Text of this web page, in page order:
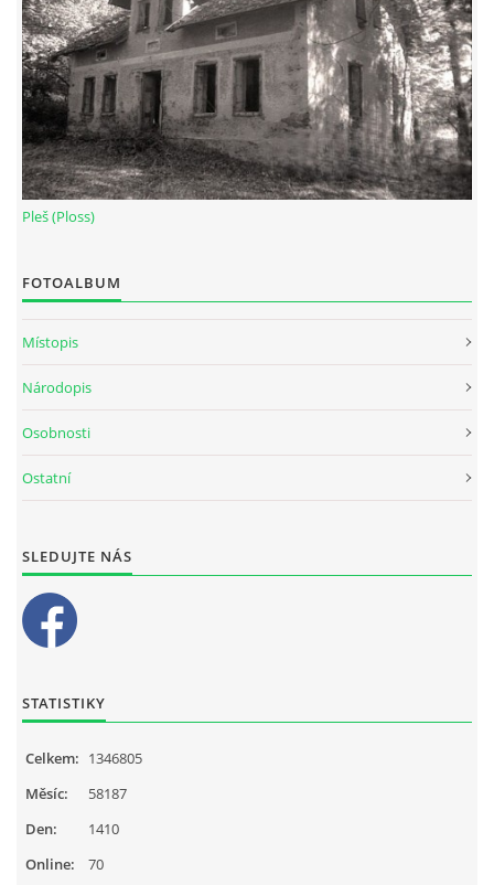
Pleš (Ploss)
FOTOALBUM
Místopis
Národopis
Osobnosti
Ostatní
SLEDUJTE NÁS
STATISTIKY
Online: 70
Celkem: 1346805
Měsíc:
58187
Den:
1410